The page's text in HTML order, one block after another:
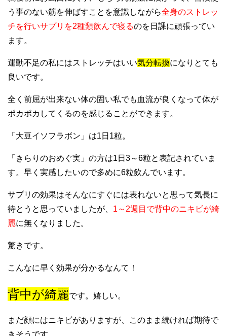
う事のない筋を伸ばすことを意識しながら全身のストレッ
チを行いサプリを2種類飲んで寝るのを日課に頑張ってい
ます。
運動不足の私にはストレッチはいい気分転換になりとても
良いです。
全く前屈が出来ない体の固い私でも血流が良くなって体が
ポカポカしてくるのを感じることができます。
「大豆イソフラボン」は1日1粒。
「きらりのおめぐ実」の方は1日3～6粒と表記されていま
す。早く実感したいので多めに6粒飲んでいます。
サプリの効果はそんなにすぐには表れないと思って気長に
待とうと思っていましたが、 1～2週目で背中のニキビが綺
麗に無くなりました。
驚きです。
こんなに早く効果が分かるなんて！
背中が綺麗です。嬉しい。
まだ顔にはニキビがありますが、このまま続ければ期待で
きそうです。